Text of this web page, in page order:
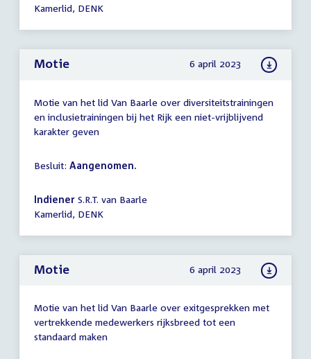
Kamerlid, DENK
Motie 6 april 2023
Motie van het lid Van Baarle over diversiteitstrainingen
en inclusietrainingen bij het Rijk een niet-vrijblijvend
karakter geven
Besluit: Aangenomen.
Indiener S.R.T. van Baarle
Kamerlid, DENK
Motie 6 april 2023
Motie van het lid Van Baarle over exitgesprekken met
vertrekkende medewerkers rijksbreed tot een
standaard maken